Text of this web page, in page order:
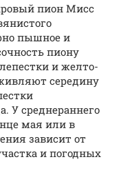
пион Мисс
пышное и
пиону
и желто-
середину
У среднераннего
мая или в
зависит от
и погодных